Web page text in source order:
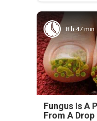
8 h 47 min
Fungus Is A
From A